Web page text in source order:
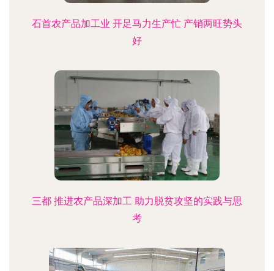
石首农产品加工业 开足马力生产忙 产销两旺势头
好
三都 推进农产品深加工 助力脱贫攻坚的实践与思
考